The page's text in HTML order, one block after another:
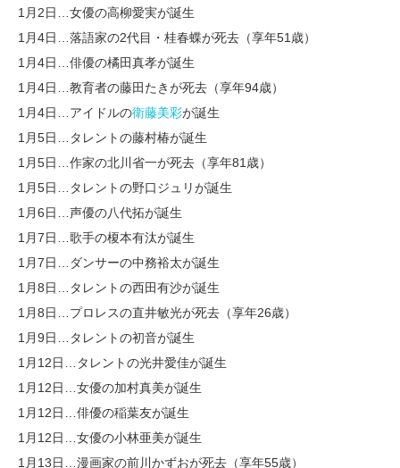
1月2日…女優の高柳愛実が誕生
1月4日…落語家の2代目・桂春蝶が死去（享年51歳）
1月4日…俳優の橘田真孝が誕生
1月4日…教育者の藤田たきが死去（享年94歳）
1月4日…アイドルの衛藤美彩が誕生
1月5日…タレントの藤村椿が誕生
1月5日…作家の北川省一が死去（享年81歳）
1月5日…タレントの野口ジュリが誕生
1月6日…声優の八代拓が誕生
1月7日…歌手の榎本有汰が誕生
1月7日…ダンサーの中務裕太が誕生
1月8日…タレントの西田有沙が誕生
1月8日…プロレスの直井敏光が死去（享年26歳）
1月9日…タレントの初音が誕生
1月12日…タレントの光井愛佳が誕生
1月12日…女優の加村真美が誕生
1月12日…俳優の稲葉友が誕生
1月12日…女優の小林亜美が誕生
1月13日…漫画家の前川かずおが死去（享年55歳）